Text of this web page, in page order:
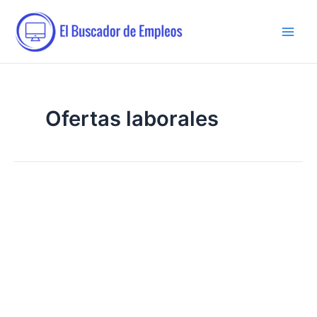
contenido
Ofertas laborales